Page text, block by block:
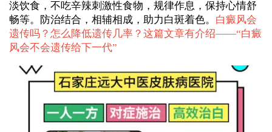
淡饮食，不吃辛辣刺激性食物，规律作息，保持心情舒
畅等。防治结合，相辅相成，助力白斑着色。 白癜风会
遗传吗？怎么降低遗传几率？这篇文章有介绍——“白癜
风会不会遗传给下一代”